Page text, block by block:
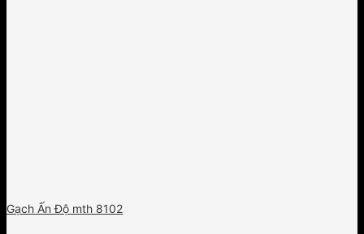
Gạch Ấn Độ mth 8102